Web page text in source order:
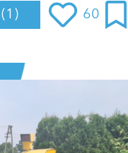
(1) 60